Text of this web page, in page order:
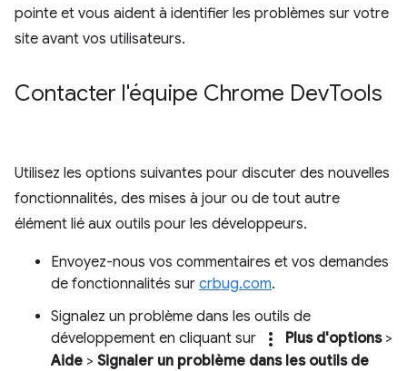
pointe et vous aident à identifier les problèmes sur votre
site avant vos utilisateurs.
Contacter l'équipe Chrome DevTools
Utilisez les options suivantes pour discuter des nouvelles
fonctionnalités, des mises à jour ou de tout autre
élément lié aux outils pour les développeurs.
Envoyez-nous vos commentaires et vos demandes
de fonctionnalités sur crbug.com.
Signalez un problème dans les outils de
développement en cliquant sur
more_vert Plus d'options>
Aide > Signaler un problème dans les outils de